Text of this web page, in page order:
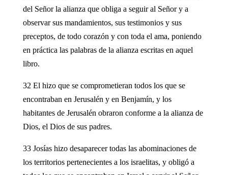
del Señor la alianza que obliga a seguir al Señor y a
observar sus mandamientos, sus testimonios y sus
preceptos, de todo corazón y con toda el ama, poniendo
en práctica las palabras de la alianza escritas en aquel
libro.
32 El hizo que se comprometieran todos los que se
encontraban en Jerusalén y en Benjamín, y los
habitantes de Jerusalén obraron conforme a la alianza de
Dios, el Dios de sus padres.
33 Josías hizo desaparecer todas las abominaciones de
los territorios pertenecientes a los israelitas, y obligó a